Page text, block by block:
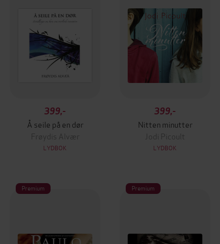
399,-
Å seile på en dør
Frøydis Alvær
LYDBOK
399,-
Nitten minutter
Jodi Picoult
LYDBOK
Premium Premium